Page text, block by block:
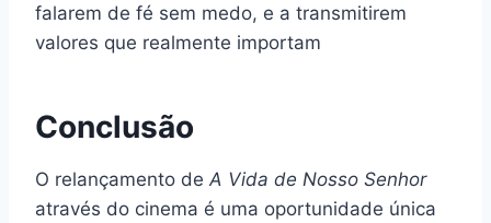
falarem de fé sem medo, e a transmitirem
valores que realmente importam
Conclusão
O relançamento de A Vida de Nosso Senhor
através do cinema é uma oportunidade única